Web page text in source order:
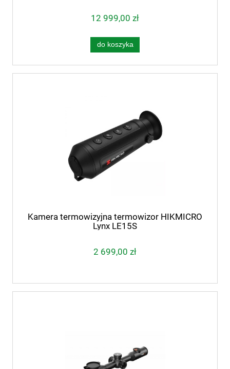
12 999,00 zł
do koszyka
Kamera termowizyjna termowizor HIKMICRO
Lynx LE15S
2 699,00 zł